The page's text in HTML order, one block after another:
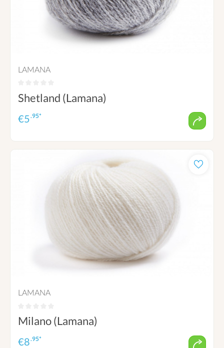
LAMANA
Shetland (Lamana)
€5.95*
LAMANA
Milano (Lamana)
€8.95*